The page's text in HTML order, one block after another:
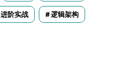
进阶实战 逻辑架构